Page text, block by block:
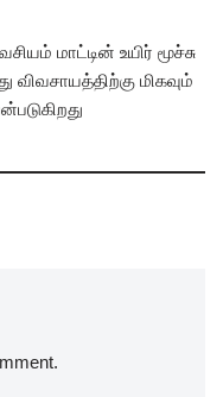
மாட்டின் உயிர் மூச்சு
மிகவும்